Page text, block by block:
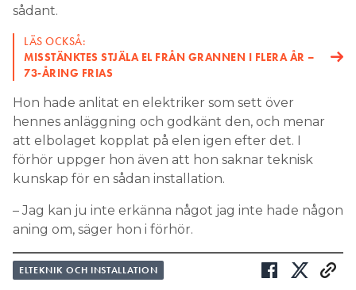
sådant.
LÄS OCKSÅ:
MISSTÄNKTES STJÄLA EL FRÅN GRANNEN I FLERA ÅR –
73-ÅRING FRIAS
Hon hade anlitat en elektriker som sett över
hennes anläggning och godkänt den, och menar
att elbolaget kopplat på elen igen efter det. I
förhör uppger hon även att hon saknar teknisk
kunskap för en sådan installation.
– Jag kan ju inte erkänna något jag inte hade någon
aning om, säger hon i förhör.
ELTEKNIK OCH INSTALLATION